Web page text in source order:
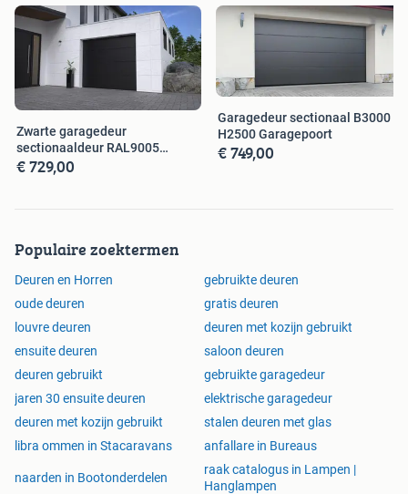
HBopeners is de specialist op het gebied van Elektrische
garagedeuropeners. Al onze producten zijn nieuw en uit
voorraad leverbaar. De openers zijn direct te bestellen in
onze webwinkel en zullen de volgende dag GRATIS worden
verzonden. Afhalen is op afspraak mogelijk bij ons
magazijn in Ede.
Op al onze producten geldt de wettelijke garantieperiode
met I-deal, Paypal, Visa, Mistercash, Mastercard,
Bankcontact, Rembours of het bedrag isvooraf over te
maken op onze rekening. Afhalen is op afspraak mogelijk
bij ons magazijn in Ede.
Zwarte garagedeur
sectionaaldeur RAL9005
Diverse maten
€ 729,00
Garagedeur sectionaal B3000 x
H2500 Garagepoort
€ 749,00
Populaire zoektermen
Deuren en Horren
gebruikte deuren
oude deuren
gratis deuren
louvre deuren
deuren met kozijn gebruikt
ensuite deuren
saloon deuren
deuren gebruikt
gebruikte garagedeur
jaren 30 ensuite deuren
elektrische garagedeur
deuren met kozijn gebruikt
stalen deuren met glas
libra ommen in Stacaravans
anfallare in Bureaus
naarden in Bootonderdelen
raak catalogus in Lampen |
Hanglampen